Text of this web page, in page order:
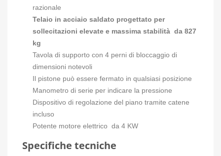
razionale
Telaio in acciaio saldato progettato per
sollecitazioni elevate e massima stabilità da 827
kg
Tavola di supporto con 4 perni di bloccaggio di
dimensioni notevoli
Il pistone può essere fermato in qualsiasi posizione
Manometro di serie per indicare la pressione
Dispositivo di regolazione del piano tramite catene
incluso
Potente motore elettrico da 4 KW
Specifiche tecniche